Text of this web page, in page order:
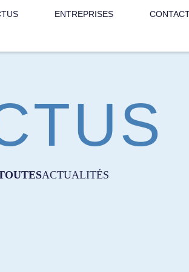
ENTREPRISES
ACTUALITÉS